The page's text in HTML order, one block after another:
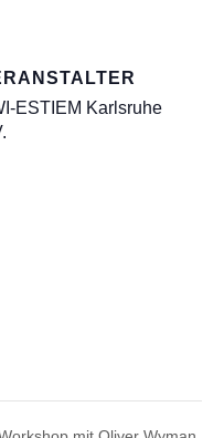
ESTIEM Karlsruhe